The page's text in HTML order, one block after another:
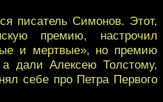
писатель Симонов. Этот,
премию, настрочил
и мертвые», но премию
дали Алексею Толстому,
себе про Петра Первого